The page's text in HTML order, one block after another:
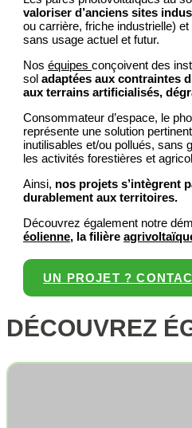
valoriser d’anciens sites
ou carrière, friche industrielle)
sans usage actuel et futur.
Noséquipesconçoivent des
soladaptées aux contraintes
aux terrains artificialisés,
Consommateur d’espace, le
représente une solution
inutilisables et/ou pollués, sans
les activités forestières et
Ainsi, nos projets s’intègrent
durablement aux territoires.
Découvrez également notre
éolienne, la filière
UN PROJET ?
DÉCOUVREZ